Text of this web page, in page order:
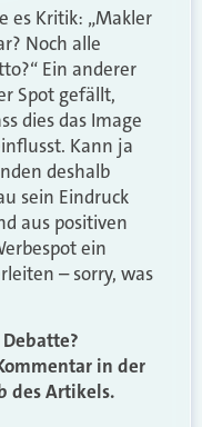
es Kritik: „Makler
Noch alle
Ein anderer
Spot gefällt,
dies das Image
Kann ja
deshalb
sein Eindruck
aus positiven
ein
– sorry, was
in der
des Artikels.